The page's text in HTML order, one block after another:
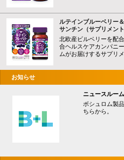
ルテインブルーベリー
サンチン（サプリメント
北欧産ビルベリーを配
合ヘルスケアカンパニ
ムがお届けするサプリ
お知らせ
ニュースルーム
ボシュロム製
ちらから。